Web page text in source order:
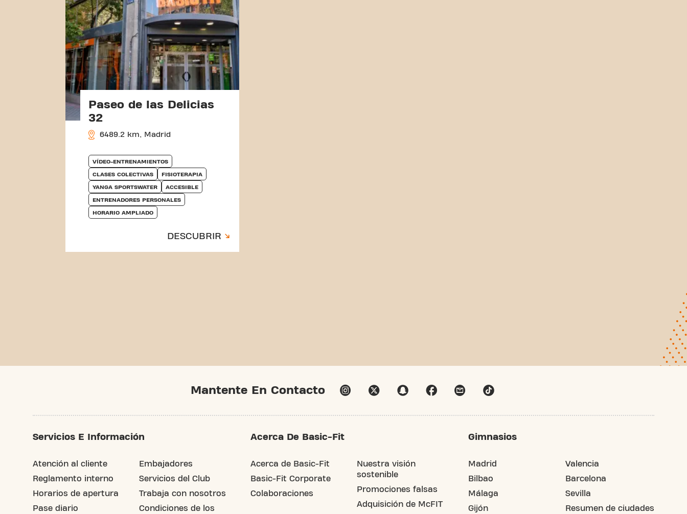
Paseo de las Delicias
32
6489.2 km, Madrid
VÍDEO-ENTRENAMIENTOS
CLASES COLECTIVAS FISIOTERAPIA
YANGA SPORTSWATER ACCESIBLE
ENTRENADORES PERSONALES
HORARIO AMPLIADO
DESCUBRIR
Mantente En Contacto
Servicios E Información
Atención al cliente
Reglamento interno
Horarios de apertura
Pase diario
Embajadores
Servicios del Club
Trabaja con nosotros
Condiciones de los
Acerca De Basic-Fit
Acerca de Basic-Fit
Basic-Fit Corporate
Colaboraciones
Nuestra visión
sostenible
Promociones falsas
Adquisición de McFIT
Gimnasios
Madrid
Bilbao
Málaga
Gijón
Valencia
Barcelona
Sevilla
Resumen de ciudades